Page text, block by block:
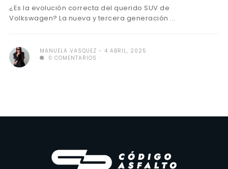
¿Es la evolución correcta del querido SUV de
Volkswagen? La nueva y tercera generación ...
MANUELA VASQUEZ
4 ABRIL, 2025
0 COMENTARIOS